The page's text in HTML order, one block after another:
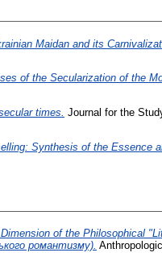
Maidan and its
of the Secularization of the
times. Journal for the
Synthesis of the Essence
of the Philosophical
романтизму).